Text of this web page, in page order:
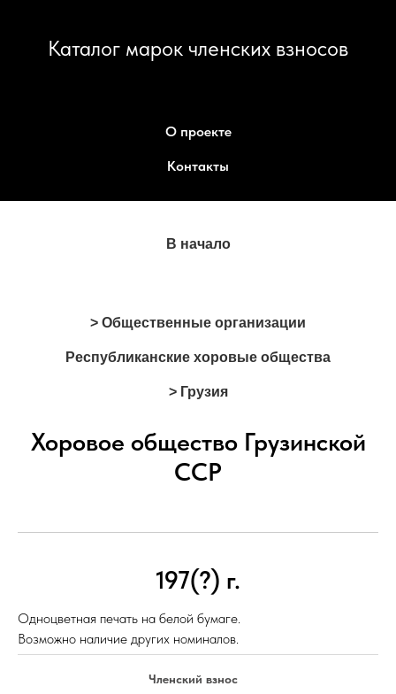
Каталог марок членских взносов
О проекте
Контакты
В начало
> Общественные организации
Республиканские хоровые общества
> Грузия
Хоровое общество Грузинской
ССР
197(?) г.
Одноцветная печать на белой бумаге.
Возможно наличие других номиналов.
Членский взнос